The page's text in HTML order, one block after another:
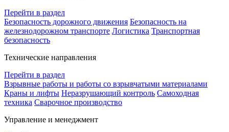
Перейти в раздел
Безопасность дорожного движения Безопасность на
железнодорожном транспорте Логистика Транспортная
безопасность
Технические направления
Перейти в раздел
Взрывные работы и работы со взрывчатыми материалами
Краны и лифты Неразрушающий контроль Самоходная
техника Сварочное производство
Управление и менеджмент